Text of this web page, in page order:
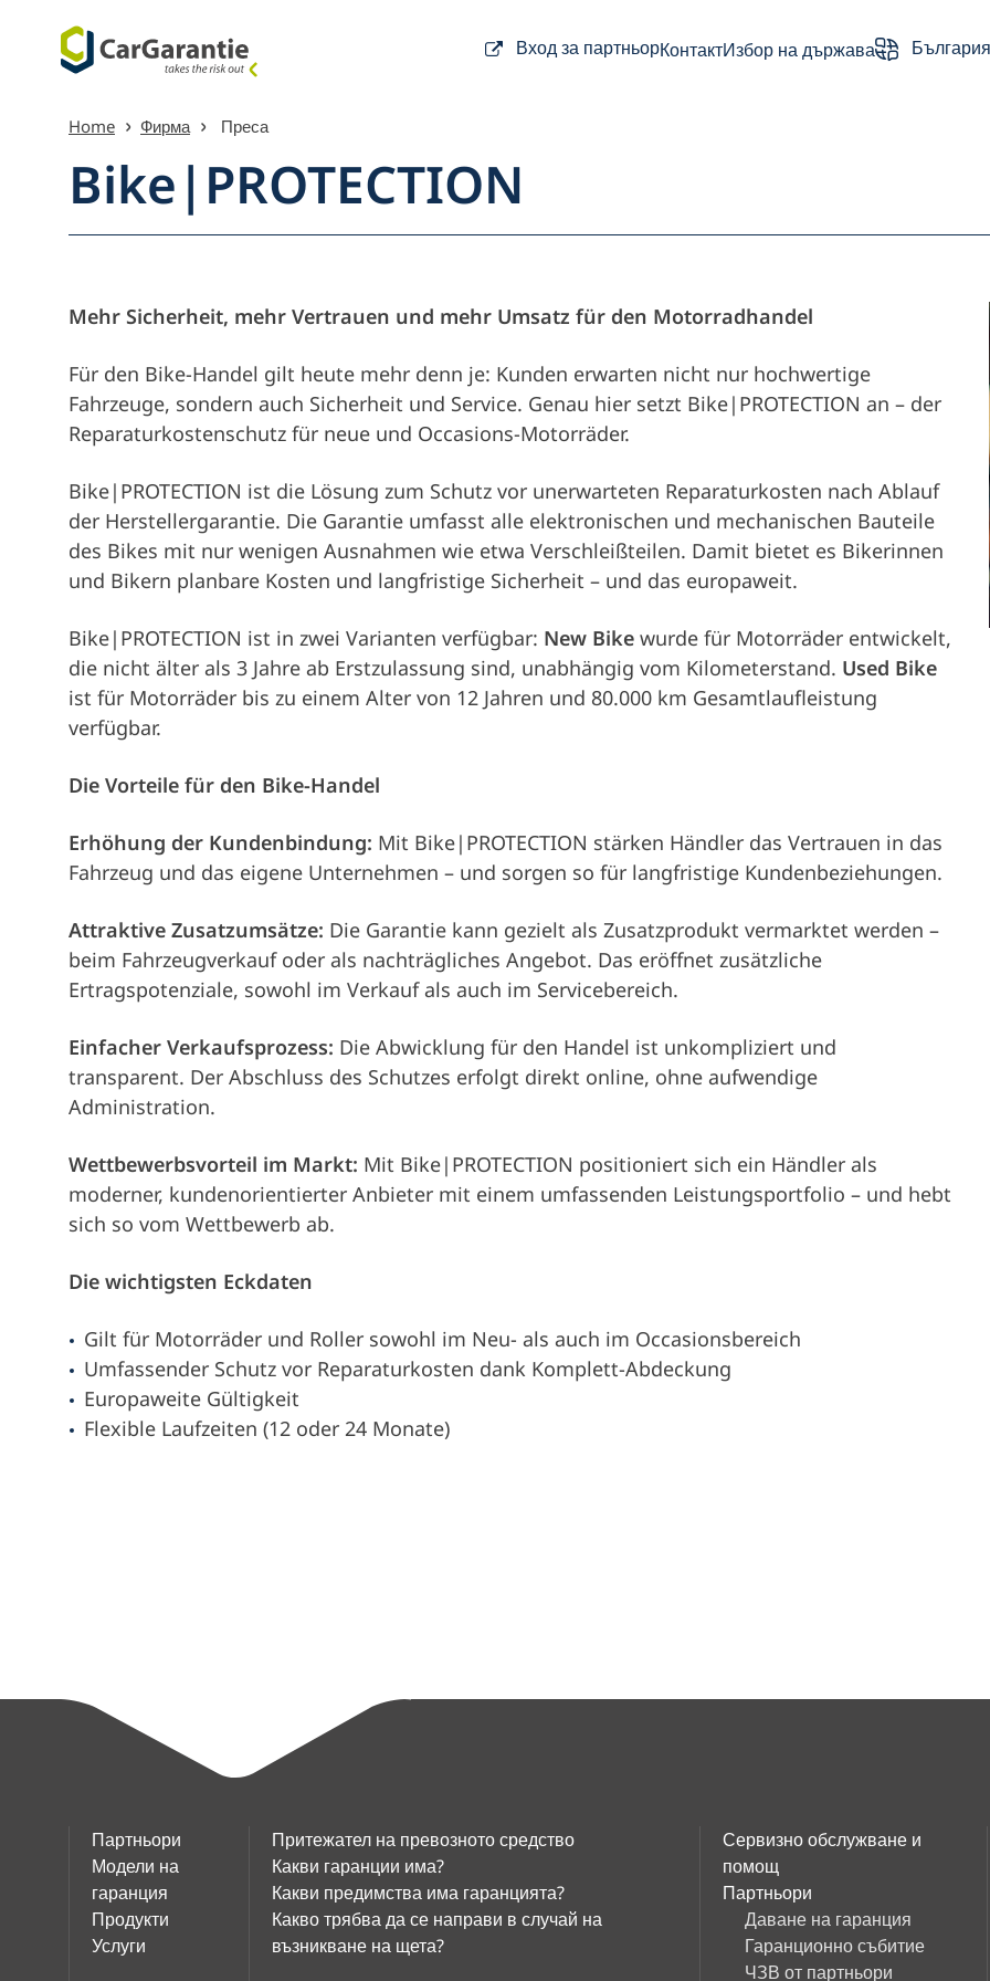
Преминете към съдържанието
Вход за партньорКонтактИзбор на държава България
Партньори
Притежател
превозното
средство
Сервизно
помощ
Партньори
Притежател на превозното
Фирма
Home Фирма Преса
Bike|PROTECTION
Mehr Sicherheit, mehr Vertrauen und mehr Umsatz für den Motorradhandel
Für den Bike-Handel gilt heute mehr denn je: Kunden erwarten nicht nur hochwertige
Fahrzeuge, sondern auch Sicherheit und Service. Genau hier setzt Bike|PROTECTION an – der
Reparaturkostenschutz für neue und Occasions-Motorräder.
Bike|PROTECTION ist die Lösung zum Schutz vor unerwarteten Reparaturkosten nach Ablauf
der Herstellergarantie. Die Garantie umfasst alle elektronischen und mechanischen Bauteile
des Bikes mit nur wenigen Ausnahmen wie etwa Verschleißteilen. Damit bietet es Bikerinnen
und Bikern planbare Kosten und langfristige Sicherheit – und das europaweit.
Bike|PROTECTION ist in zwei Varianten verfügbar: New Bike wurde für Motorräder entwickelt,
die nicht älter als 3 Jahre ab Erstzulassung sind, unabhängig vom Kilometerstand. Used Bike
ist für Motorräder bis zu einem Alter von 12 Jahren und 80.000 km Gesamtlaufleistung
verfügbar.
Die Vorteile für den Bike-Handel
Erhöhung der Kundenbindung: Mit Bike|PROTECTION stärken Händler das Vertrauen in das
Fahrzeug und das eigene Unternehmen – und sorgen so für langfristige Kundenbeziehungen.
Attraktive Zusatzumsätze: Die Garantie kann gezielt als Zusatzprodukt vermarktet werden –
beim Fahrzeugverkauf oder als nachträgliches Angebot. Das eröffnet zusätzliche
Ertragspotenziale, sowohl im Verkauf als auch im Servicebereich.
Einfacher Verkaufsprozess: Die Abwicklung für den Handel ist unkompliziert und
transparent. Der Abschluss des Schutzes erfolgt direkt online, ohne aufwendige
Administration.
Wettbewerbsvorteil im Markt: Mit Bike|PROTECTION positioniert sich ein Händler als
moderner, kundenorientierter Anbieter mit einem umfassenden Leistungsportfolio – und hebt
sich so vom Wettbewerb ab.
Die wichtigsten Eckdaten
Gilt für Motorräder und Roller sowohl im Neu- als auch im Occasionsbereich
Umfassender Schutz vor Reparaturkosten dank Komplett-Abdeckung
Europaweite Gültigkeit
Flexible Laufzeiten (12 oder 24 Monate)
Партньори
Модели на
гаранция
Продукти
Услуги
Притежател на превозното средство
Какви гаранции има?
Какви предимства има гаранцията?
Какво трябва да се направи в случай на
възникване на щета?
Сервизно обслужване и
помощ
Партньори
Даване на гаранция
Гаранционно събитие
ЧЗВ от партньори